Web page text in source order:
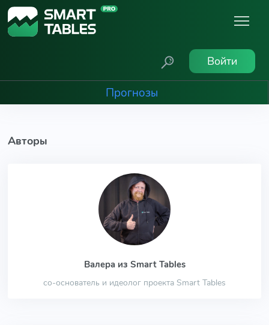
Войти
Прогнозы
Авторы
Валера из Smart Tables
со-основатель и идеолог проекта Smart Tables